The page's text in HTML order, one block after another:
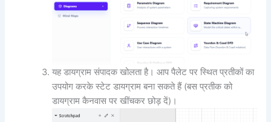
यह डायग्राम संपादक खोलता है। आप पैलेट पर स्थित प्रतीकों का
उपयोग करके स्टेट डायग्राम बना सकते हैं (बस प्रतीक को
डायग्राम कैनवास पर खींचकर छोड़ दें)।